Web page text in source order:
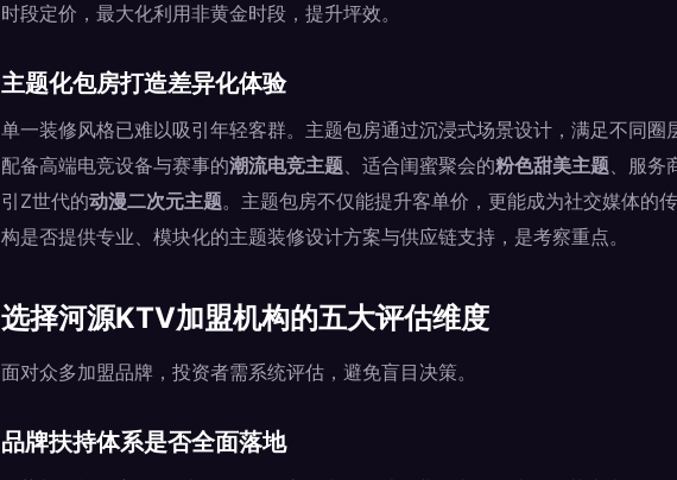
时段定价，最大化利用非黄金时段，提升坪效。
主题化包房打造差异化体验
单一装修风格已难以吸引年轻客群。主题包房通过沉浸式场景设计，满足不同圈
配备高端电竞设备与赛事的潮流电竞主题、适合闺蜜聚会的粉色甜美主题、服务
引Z世代的动漫二次元主题。主题包房不仅能提升客单价，更能成为社交媒体的
构是否提供专业、模块化的主题装修设计方案与供应链支持，是考察重点。
选择河源KTV加盟机构的五大评估维度
面对众多加盟品牌，投资者需系统评估，避免盲目决策。
品牌扶持体系是否全面落地